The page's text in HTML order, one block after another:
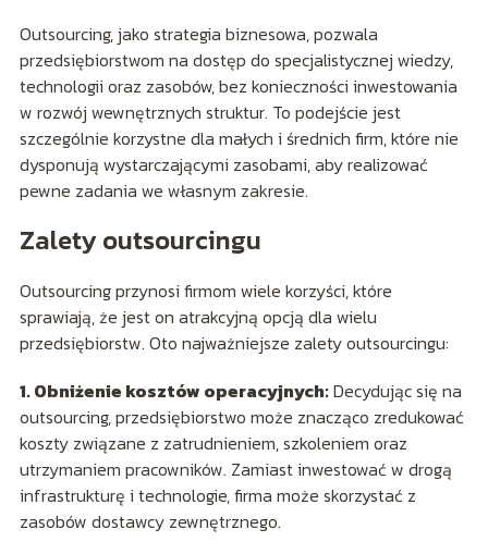
Outsourcing, jako strategia biznesowa, pozwala
przedsiębiorstwom na dostęp do specjalistycznej wiedzy,
technologii oraz zasobów, bez konieczności inwestowania
w rozwój wewnętrznych struktur. To podejście jest
szczególnie korzystne dla małych i średnich firm, które nie
dysponują wystarczającymi zasobami, aby realizować
pewne zadania we własnym zakresie.
Zalety outsourcingu
Outsourcing przynosi firmom wiele korzyści, które
sprawiają, że jest on atrakcyjną opcją dla wielu
przedsiębiorstw. Oto najważniejsze zalety outsourcingu:
1. Obniżenie kosztów operacyjnych:Decydując się na
outsourcing, przedsiębiorstwo może znacząco zredukować
koszty związane z zatrudnieniem, szkoleniem oraz
utrzymaniem pracowników. Zamiast inwestować w drogą
infrastrukturę i technologie, firma może skorzystać z
zasobów dostawcy zewnętrznego.